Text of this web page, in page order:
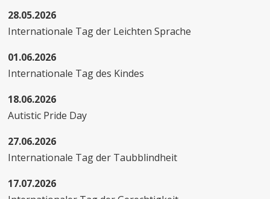
28.05.2026
Internationale Tag der Leichten Sprache
01.06.2026
Internationale Tag des Kindes
18.06.2026
Autistic Pride Day
27.06.2026
Internationale Tag der Taubblindheit
17.07.2026